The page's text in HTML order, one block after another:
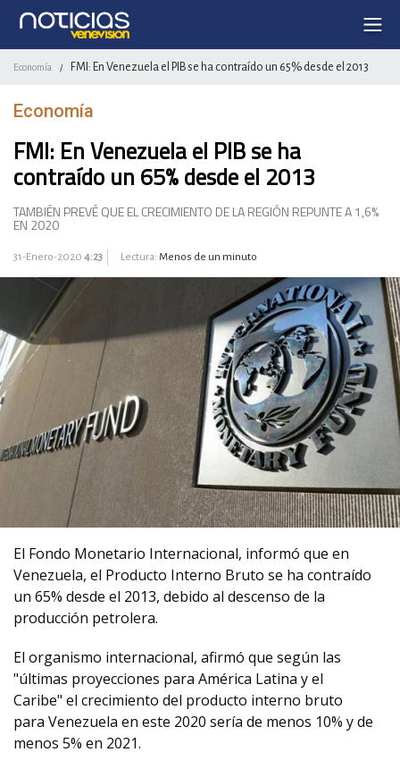
Economía / FMI: En Venezuela el PIB se ha contraído un 65% desde el 2013
Economía
FMI: En Venezuela el PIB se ha
contraído un 65% desde el 2013
TAMBIÉN PREVÉ QUE EL CRECIMIENTO DE LA REGIÓN REPUNTE A 1,6%
EN 2020
31-Enero-2020 4:23 Lectura: Menos de un minuto
El Fondo Monetario Internacional, informó que en
Venezuela, el Producto Interno Bruto se ha contraído
un 65% desde el 2013, debido al descenso de la
producción petrolera.
El organismo internacional, afirmó que según las
"últimas proyecciones para América Latina y el
Caribe" el crecimiento del producto interno bruto
para Venezuela en este 2020 sería de menos 10% y de
menos 5% en 2021.